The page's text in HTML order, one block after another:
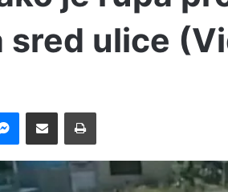
sred ulice
Messenger
Pošalji preko E-Maila Printaj